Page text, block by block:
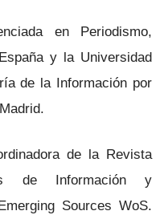
en Periodismo,
y la Universidad
de la Información por
de la Revista
de Información y
Sources WoS.